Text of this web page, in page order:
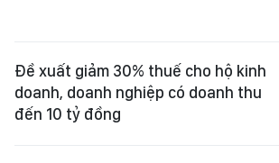
Đề xuất giảm 30% thuế cho hộ kinh
doanh, doanh nghiệp có doanh thu
đến 10 tỷ đồng